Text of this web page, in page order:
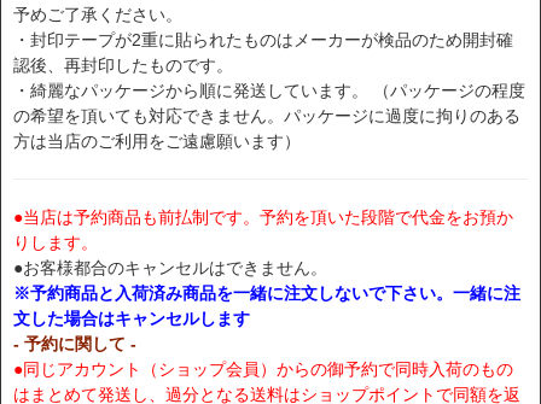
予めご了承ください。
・封印テープが2重に貼られたものはメーカーが検品のため開封確
認後、再封印したものです。
・綺麗なパッケージから順に発送しています。 （パッケージの程度
の希望を頂いても対応できません。パッケージに過度に拘りのある
方は当店のご利用をご遠慮願います）
●当店は予約商品も前払制です。予約を頂いた段階で代金をお預か
りします。
●お客様都合のキャンセルはできません。
※予約商品と入荷済み商品を一緒に注文しないで下さい。一緒に注
文した場合はキャンセルします
- 予約に関して -
●同じアカウント（ショップ会員）からの御予約で同時入荷のもの
はまとめて発送し、過分となる送料はショップポイントで同額を返